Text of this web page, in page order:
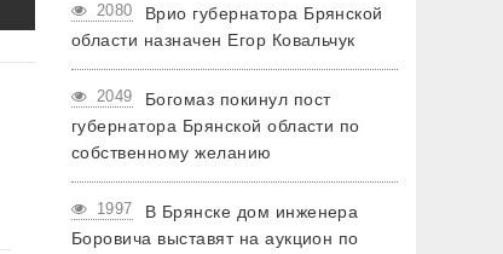
2080
Врио губернатора Брянской
области назначен Егор Ковальчук
2049
Богомаз покинул пост
губернатора Брянской области по
собственному желанию
1997
В Брянске дом инженера
Боровича выставят на аукцион по